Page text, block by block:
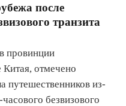
после
транзита
провинции
Китая, отмечено
путешественников из-
безвизового